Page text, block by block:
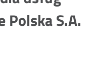
Polska S.A.